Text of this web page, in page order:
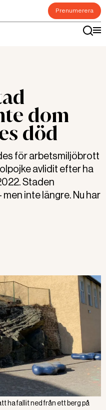
Prenumerera
dom
död
för arbetsmiljöbrott
avlidit efter ha
Staden
inte längre. Nu har
ha fallit ned från ett berg på